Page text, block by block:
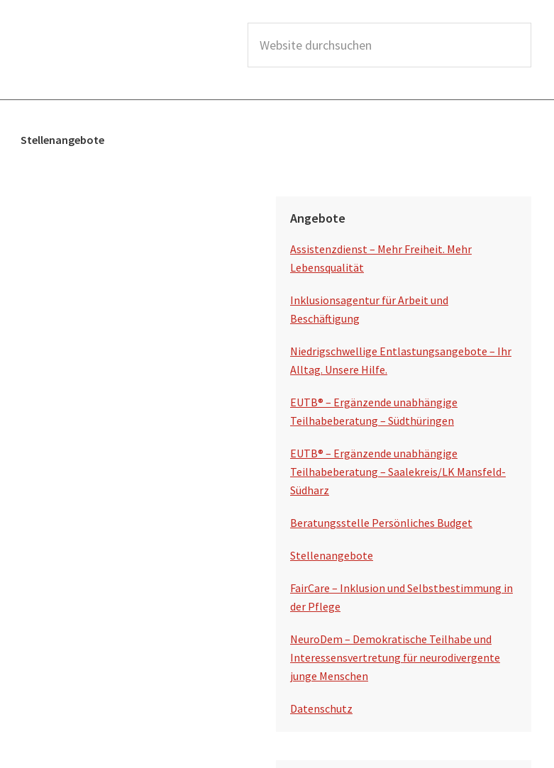
s
Stellenangebote
Angebote
Assistenzdienst – Mehr Freiheit. Mehr
Lebensqualität
Inklusionsagentur für Arbeit und
Beschäftigung
Niedrigschwellige Entlastungsangebote – Ihr
Alltag. Unsere Hilfe.
EUTB® – Ergänzende unabhängige
Teilhabeberatung – Südthüringen
EUTB® – Ergänzende unabhängige
Teilhabeberatung – Saalekreis/LK Mansfeld-
Südharz
Beratungsstelle Persönliches Budget
Stellenangebote
FairCare – Inklusion und Selbstbestimmung in
der Pflege
NeuroDem – Demokratische Teilhabe und
Interessensvertretung für neurodivergente
junge Menschen
Datenschutz